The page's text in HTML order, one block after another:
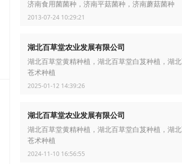
济南食用菌菌种，济南平菇菌种，济南蘑菇菌种
2013-07-24 10:29:21
湖北百草堂农业发展有限公司
湖北百草堂黄精种植，湖北百草堂白芨种植，湖
苍术种植
2025-01-12 14:39:26
湖北百草堂农业发展有限公司
湖北百草堂黄精种植，湖北百草堂白芨种植，湖
苍术种植
2024-11-10 16:56:55